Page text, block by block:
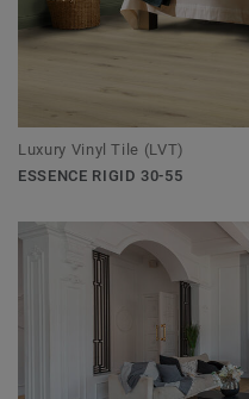
Luxury Vinyl Tile (LVT)
ESSENCE RIGID 30-55